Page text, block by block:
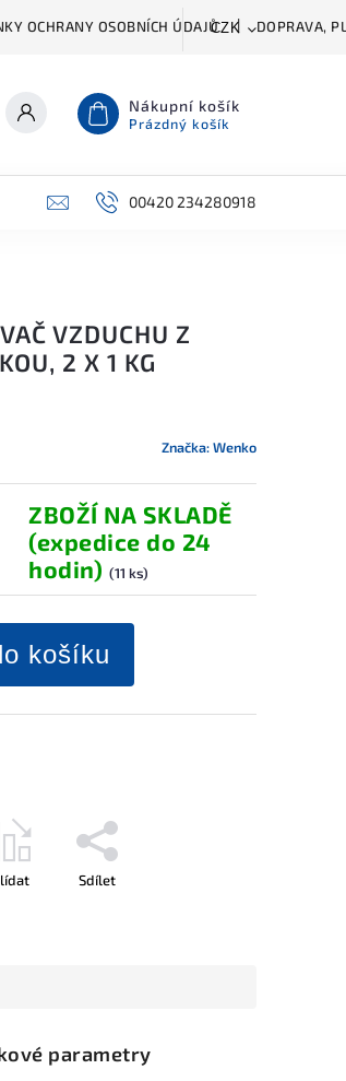
OCHRANY OSOBNÍCH ÚDAJŮ DOPRAVA,
CZK
Nákupní košík
Prázdný košík
PŘÍSLUŠENSTVÍ
00420 234280918
VZDUCHU Z
2 X 1 KG
Značka:Wenko
ZBOŽÍ NA SKLADĚ
(expedice do 24
hodin) (11 ks)
košíku
Sdílet
parametry